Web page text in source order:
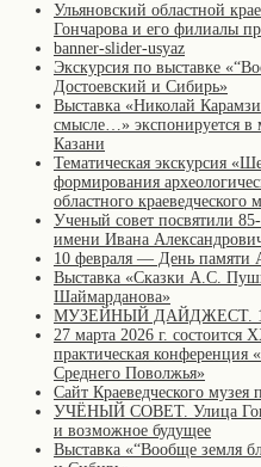
Ульяновский областной
Гончарова и его филиалы
banner-slider-usyaz
Экскурсия по выставке
Достоевский и Сибирь»
Выставка «Николай
смысле…» экспонируется в
Казани
Тематическая экскурсия
формирования
областного краеведческого
Ученый совет посвятили
имени Ивана
10 февраля — День
Выставка «Сказки А.С.
Шаймарданова»
МУЗЕЙНЫЙ ДАЙДЖЕСТ.
27 марта 2026 г. состоится
практическая конференция
Среднего Поволжья»
Сайт Краеведческого музея
УЧЁНЫЙ СОВЕТ. Улица
и возможное будущее
Выставка «“Вообще земля